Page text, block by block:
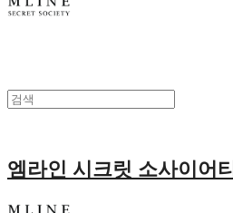
엠라인 시크릿 소사이어티